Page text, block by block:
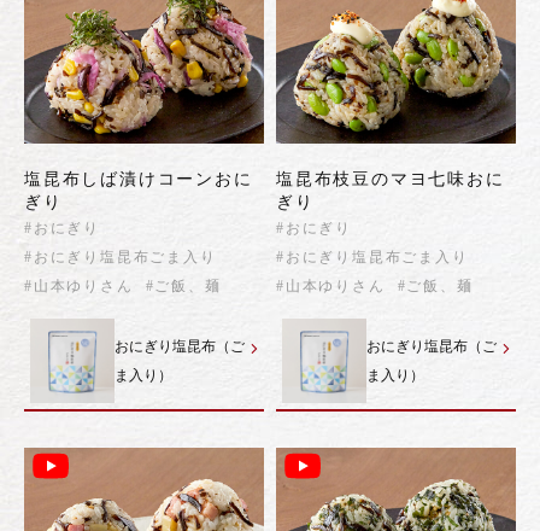
塩昆布しば漬けコーンおに
ぎり
#おにぎり
#おにぎり塩昆布ごま入り
#山本ゆりさん
#ご飯、麺
おにぎり塩昆布（ご
ま入り）
塩昆布枝豆のマヨ七味おに
ぎり
#おにぎり
#おにぎり塩昆布ごま入り
#山本ゆりさん
#ご飯、麺
おにぎり塩昆布（ご
ま入り）